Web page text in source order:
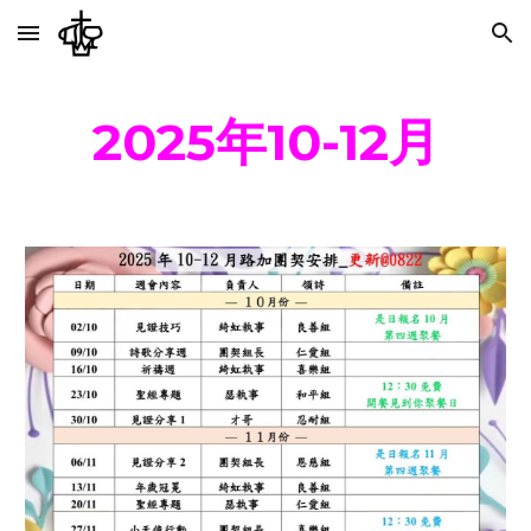
Skip to main content Skip to navigation
2025年10-12月